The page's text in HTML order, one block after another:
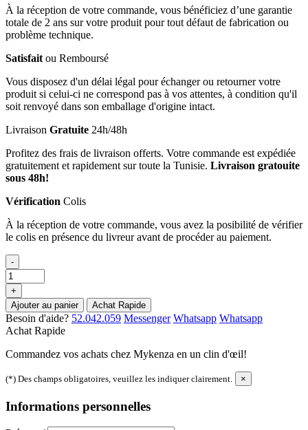
À la réception de votre commande, vous bénéficiez d’une garantie
totale de 2 ans sur votre produit pour tout défaut de fabrication ou
problème technique.
Satisfait ou Remboursé
Vous disposez d'un délai légal pour échanger ou retourner votre
produit si celui-ci ne correspond pas à vos attentes, à condition qu'il
soit renvoyé dans son emballage d'origine intact.
Livraison Gratuite 24h/48h
Profitez des frais de livraison offerts. Votre commande est expédiée
gratuitement et rapidement sur toute la Tunisie. Livraison gratouite
sous 48h!
Vérification Colis
À la réception de votre commande, vous avez la posibilité de vérifier
le colis en présence du livreur avant de procéder au paiement.
-
+
Ajouter au panier
Achat Rapide
Besoin d'aide? 52.042.059 Messenger Whatsapp Whatsapp
Achat Rapide
Commandez vos achats chez Mykenza en un clin d'œil!
(*) Des champs obligatoires, veuillez les indiquer clairement. ×
Informations personnelles